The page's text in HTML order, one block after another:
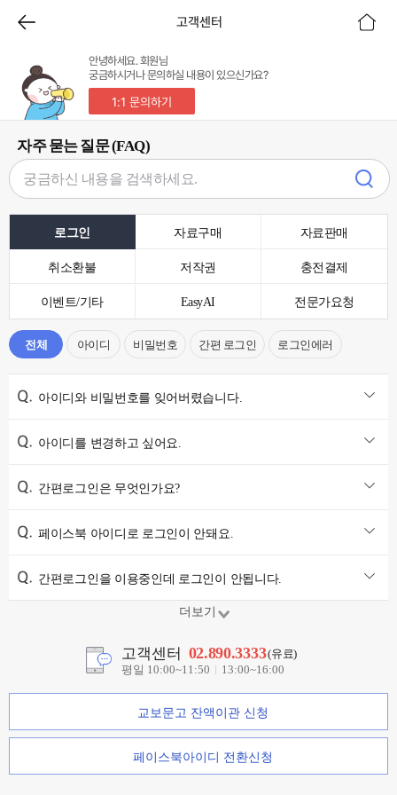
고객센터
안녕하세요. 회원님
궁금하시거나 문의하실 내용이 있으신가요?
1:1 문의하기
자주 묻는 질문 (FAQ)
로그인 자료구매 자료판매
취소환불 저작권 충전결제
이벤트/기타 EasyAI 전문가요청
전체 아이디 비밀번호 간편 로그인 로그인에러
아이디와 비밀번호를 잊어버렸습니다.
아이디를 변경하고 싶어요.
간편로그인은 무엇인가요?
페이스북 아이디로 로그인이 안돼요.
간편로그인을 이용중인데 로그인이 안됩니다.
더보기
고객센터 02.890.3333(유료)
평일 10:00~11:50
13:00~16:00
교보문고 잔액이관 신청
페이스북아이디 전환신청